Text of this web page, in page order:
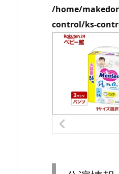
/home/
control/ks-